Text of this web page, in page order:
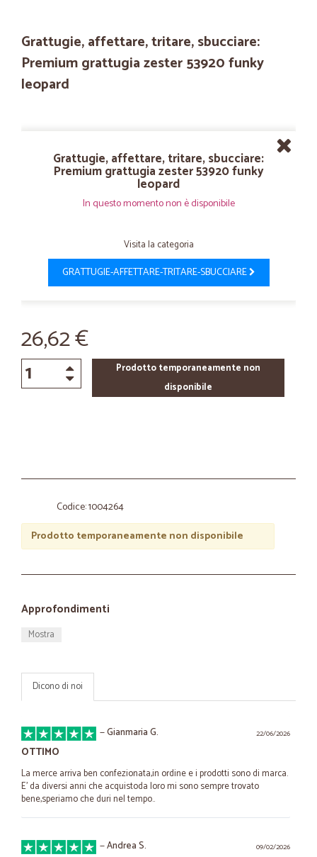
Grattugie, affettare, tritare, sbucciare:
Premium grattugia zester 53920 funky
leopard
Grattugie, affettare, tritare, sbucciare:
Premium grattugia zester 53920 funky
leopard
In questo momento non è disponibile
Visita la categoria
GRATTUGIE-AFFETTARE-TRITARE-SBUCCIARE
26,62 €
Prodotto temporaneamente non
disponibile
Codice: 1004264
Prodotto temporaneamente non disponibile
Approfondimenti
Mostra
Dicono di noi
22/06/2026
—Gianmaria G.
OTTIMO
La merce arriva ben confezionata,in ordine e i prodotti sono di marca.
E' da diversi anni che acquistoda loro mi sono sempre trovato
bene,speriamo che duri nel tempo..
09/02/2026
—Andrea S.